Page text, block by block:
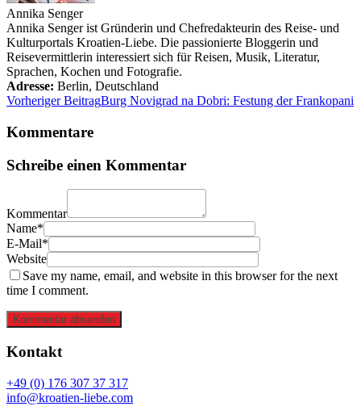
Annika Senger
Annika Senger ist Gründerin und Chefredakteurin des Reise- und
Kulturportals Kroatien-Liebe. Die passionierte Bloggerin und
Reisevermittlerin interessiert sich für Reisen, Musik, Literatur,
Sprachen, Kochen und Fotografie.
Adresse: Berlin, Deutschland
Vorheriger BeitragBurg Novigrad na Dobri: Festung der Frankopani
Kommentare
Schreibe einen Kommentar
Kommentar
Name*
E-Mail*
Website
Save my name, email, and website in this browser for the next
time I comment.
Kommentar absenden
Kontakt
+49 (0) 176 307 37 317
info@kroatien-liebe.com